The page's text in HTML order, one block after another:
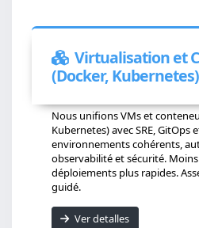
Virtualisation et
(Docker, Kubernetes)
Nous unifions VMs et
Kubernetes) avec SRE, GitOps
environnements cohérents,
observabilité et sécurité.
déploiements plus rapides.
guidé.
Ver detalles